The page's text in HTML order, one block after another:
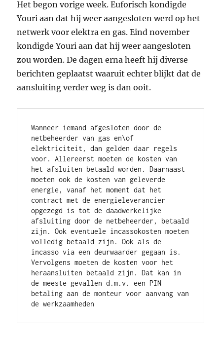
Het begon vorige week. Euforisch kondigde
Youri aan dat hij weer aangesloten werd op het
netwerk voor elektra en gas. Eind november
kondigde Youri aan dat hij weer aangesloten
zou worden. De dagen erna heeft hij diverse
berichten geplaatst waaruit echter blijkt dat de
aansluiting verder weg is dan ooit.
Wanneer iemand afgesloten door de
netbeheerder van gas en\of
elektriciteit, dan gelden daar regels
voor. Allereerst moeten de kosten van
het afsluiten betaald worden. Daarnaast
moeten ook de kosten van geleverde
energie, vanaf het moment dat het
contract met de energieleverancier
opgezegd is tot de daadwerkelijke
afsluiting door de netbeheerder, betaald
zijn. Ook eventuele incassokosten moeten
volledig betaald zijn. Ook als de
incasso via een deurwaarder gegaan is.
Vervolgens moeten de kosten voor het
heraansluiten betaald zijn. Dat kan in
de meeste gevallen d.m.v. een PIN
betaling aan de monteur voor aanvang van
de werkzaamheden